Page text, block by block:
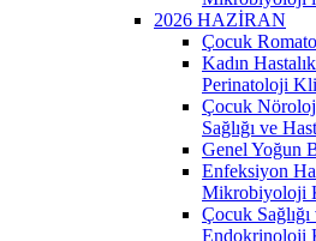
2026 HAZİRAN
Çocuk
Kadın
Perinatoloji
Çocuk
Sağlığı ve
Genel Yoğun
Enfeksiyon
Mikrobiyoloji
Çocuk
Endokrinoloji